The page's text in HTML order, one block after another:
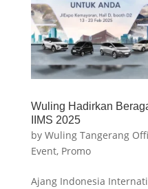
Wuling Hadirkan
IIMS 2025
by Wuling Tangerang
Event, Promo
Ajang Indonesia